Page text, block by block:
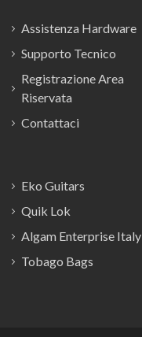
Assistenza Hardware
Supporto Tecnico
Registrazione Area
Riservata
Contattaci
Eko Guitars
Quik Lok
Algam Enterprise Italy
Tobago Bags